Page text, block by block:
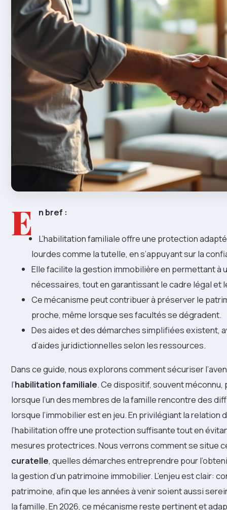
E n bref :
L’habilitation familiale offre une protection
lourdes comme la tutelle, en s’appuyant sur la
Elle facilite la gestion immobilière en permettant à
nécessaires, tout en garantissant le cadre légal et
Ce mécanisme peut contribuer à préserver le
proche, même lorsque ses facultés se dégradent.
Des aides et des démarches simplifiées existent,
d’aides juridictionnelles selon les ressources.
Dans ce guide, nous explorons comment sécuriser
l’habilitation familiale. Ce dispositif, souvent
lorsque l’un des membres de la famille rencontre des
lorsque l’immobilier est en jeu. En privilégiant la relation
l’habilitation offre une protection suffisante tout en
mesures protectrices. Nous verrons comment se situe
curatelle, quelles démarches entreprendre pour
la gestion d’un patrimoine immobilier. L’enjeu est clair:
patrimoine, afin que les années à venir soient aussi
la famille. En 2026, ce mécanisme reste pertinent et